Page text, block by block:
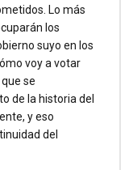
Lo más
los
suyo en los
voy a votar
se
de la historia del
y eso
del